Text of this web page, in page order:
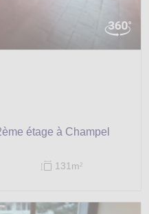
étage à Champel
131m2